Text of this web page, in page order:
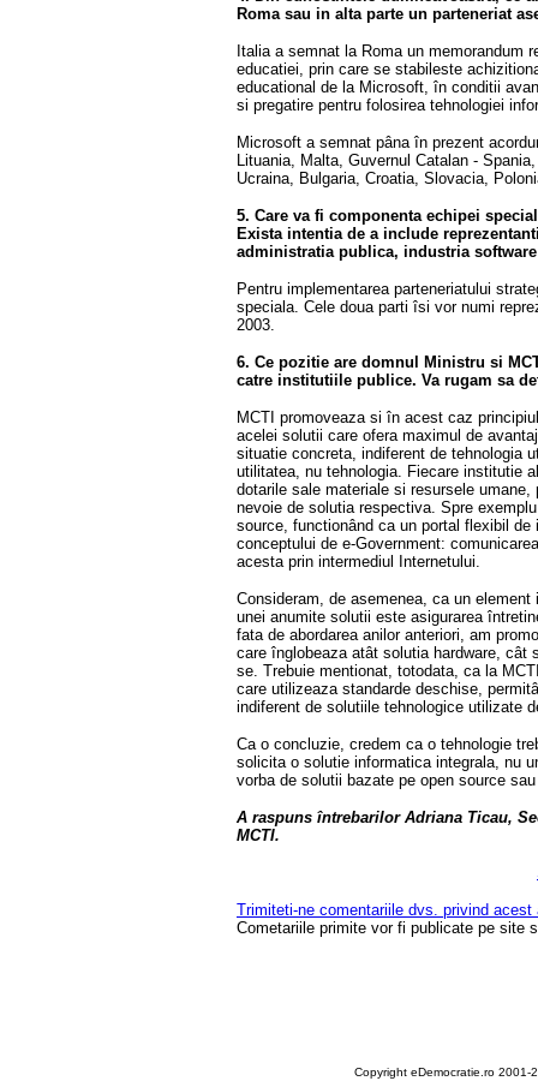
Roma sau in alta parte un parteneriat
Italia a semnat la Roma un memorandum
educatiei, prin care se stabileste
educational de la Microsoft, în conditii
si pregatire pentru folosirea tehnologiei
Microsoft a semnat pâna în prezent
Lituania, Malta, Guvernul Catalan -
Ucraina, Bulgaria, Croatia, Slovacia,
5. Care va fi componenta echipei
Exista intentia de a include
administratia publica, industria
Pentru implementarea parteneriatului
speciala. Cele doua parti îsi vor numi
2003.
6. Ce pozitie are domnul Ministru si
catre institutiile publice. Va rugam sa
MCTI promoveaza si în acest caz
acelei solutii care ofera maximul de
situatie concreta, indiferent de tehnologia
utilitatea, nu tehnologia. Fiecare institutie
dotarile sale materiale si resursele
nevoie de solutia respectiva. Spre
source, functionând ca un portal flexibil
conceptului de e-Government:
acesta prin intermediul Internetului.
Consideram, de asemenea, ca un
unei anumite solutii este asigurarea
fata de abordarea anilor anteriori, am
care înglobeaza atât solutia hardware, cât
se. Trebuie mentionat, totodata, ca la
care utilizeaza standarde deschise,
indiferent de solutiile tehnologice utilizate
Ca o concluzie, credem ca o tehnologie
solicita o solutie informatica integrala, nu
vorba de solutii bazate pe open source
A raspuns întrebarilor Adriana Ticau,
MCTI.
Trimiteti-ne comentariile dvs. privind acest
Cometariile primite vor fi publicate pe site
Copyright eDemocratie.ro 2001-